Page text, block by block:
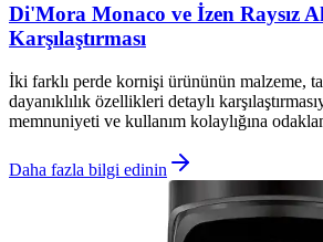
Di'Mora Monaco ve İzen Raysız
Karşılaştırması
İki farklı perde kornişi ürününün malzeme,
dayanıklılık özellikleri detaylı
memnuniyeti ve kullanım kolaylığına
Daha fazla bilgi edinin